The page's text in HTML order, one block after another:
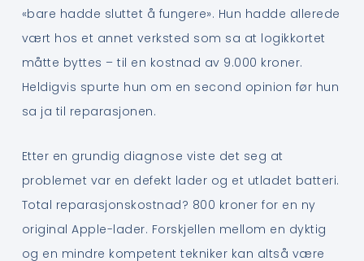
«bare hadde sluttet å fungere». Hun hadde allerede
vært hos et annet verksted som sa at logikkortet
måtte byttes – til en kostnad av 9.000 kroner.
Heldigvis spurte hun om en second opinion før hun
sa ja til reparasjonen.
Etter en grundig diagnose viste det seg at
problemet var en defekt lader og et utladet batteri.
Total reparasjonskostnad? 800 kroner for en ny
original Apple-lader. Forskjellen mellom en dyktig
og en mindre kompetent tekniker kan altså være